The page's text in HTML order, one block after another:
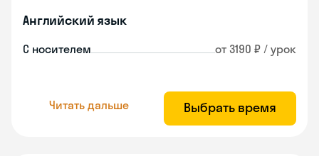
Английский язык
С носителем от 3190 ₽ / урок
Читать дальше Выбрать время